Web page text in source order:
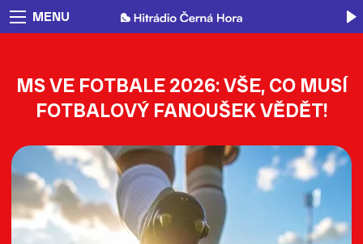
MENU
MS VE FOTBALE 2026: VŠE, CO MUSÍ
FOTBALOVÝ FANOUŠEK VĚDĚT!